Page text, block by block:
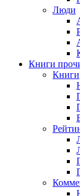
Люди
Книги
Книги